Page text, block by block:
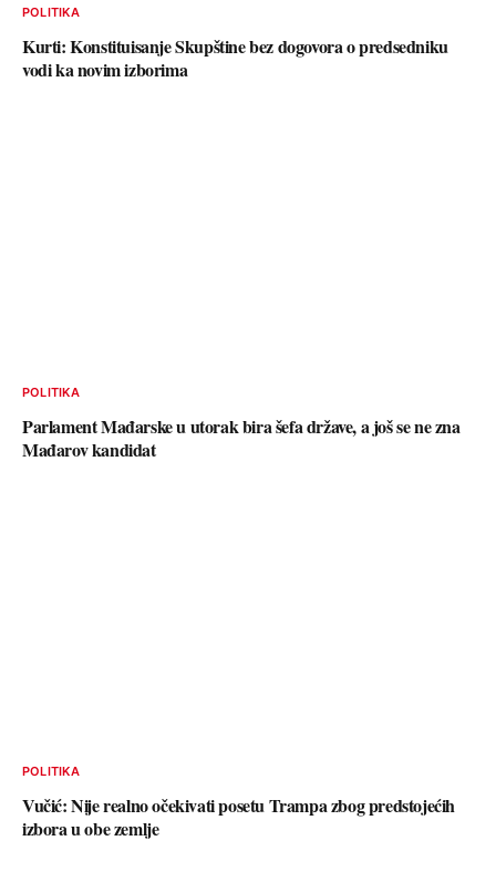
POLITIKA
Kurti: Konstituisanje Skupštine bez dogovora o predsedniku
vodi ka novim izborima
POLITIKA
Parlament Mađarske u utorak bira šefa države, a još se ne zna
Mađarov kandidat
POLITIKA
Vučić: Nije realno očekivati posetu Trampa zbog predstojećih
izbora u obe zemlje